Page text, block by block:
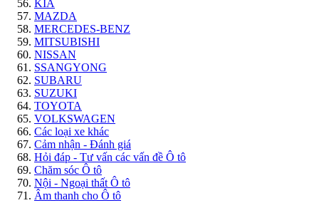
KIA
MAZDA
MERCEDES-BENZ
MITSUBISHI
NISSAN
SSANGYONG
SUBARU
SUZUKI
TOYOTA
VOLKSWAGEN
Các loại xe khác
Cảm nhận - Đánh giá
Hỏi đáp - Tư vấn các vấn đề Ô tô
Chăm sóc Ô tô
Nội - Ngoại thất Ô tô
Âm thanh cho Ô tô